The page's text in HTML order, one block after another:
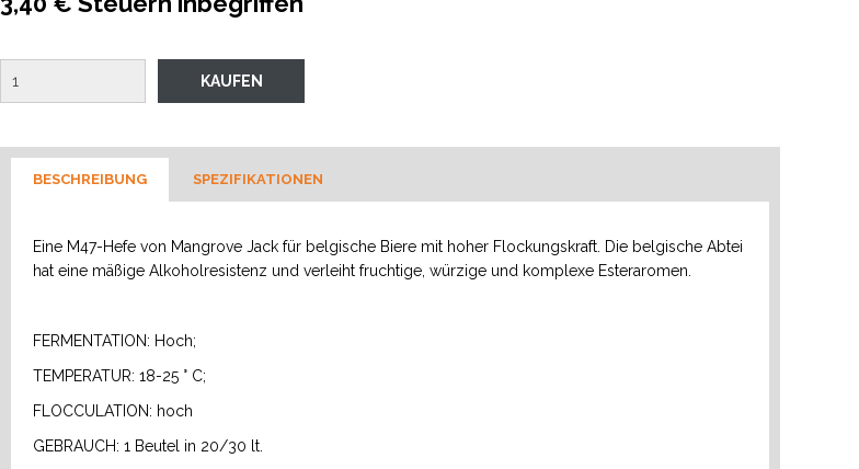
BESCHREIBUNG SPEZIFIKATIONEN
Eine M47-Hefe von Mangrove Jack für belgische Biere mit hoher Flockungskraft. Die belgische Abtei
hat eine mäßige Alkoholresistenz und verleiht fruchtige, würzige und komplexe Esteraromen.
FERMENTATION: Hoch;
TEMPERATUR: 18-25 ° C;
FLOCCULATION: hoch
GEBRAUCH: 1 Beutel in 20/30 lt.